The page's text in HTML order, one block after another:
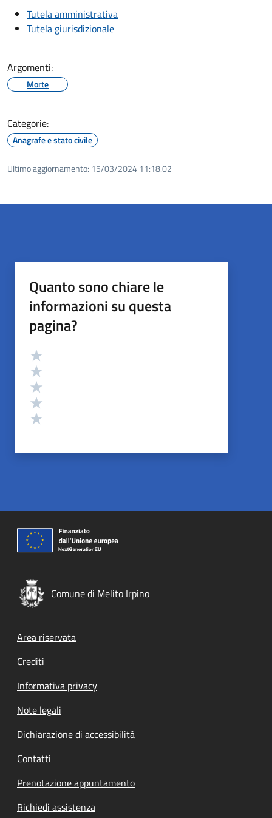
Tutela amministrativa
Tutela giurisdizionale
Argomenti:
Morte
Categorie:
Anagrafe e stato civile
Ultimo aggiornamento: 15/03/2024 11:18.02
Quanto sono chiare le
informazioni su questa
pagina?
Valutazione
Comune di Melito Irpino
Footer menu
Area riservata
Crediti
Informativa privacy
Note legali
Dichiarazione di accessibilità
Contatti
Prenotazione appuntamento
Richiedi assistenza